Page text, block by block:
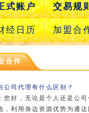
式账户 交易规
经日历 加盟合
合作
公司代理有什么区别？
您好，无论是个人还是公
，利用身边资源优势为通